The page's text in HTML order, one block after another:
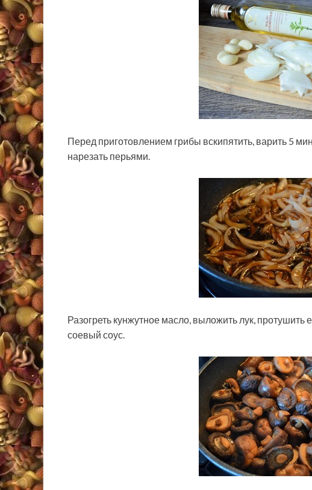
Перед приготовлением грибы вскипятить, варить 5
нарезать перьями.
Разогреть кунжутное масло, выложить лук, протушить
соевый соус.